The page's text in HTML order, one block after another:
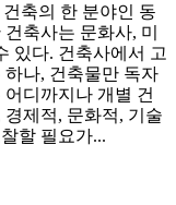
축의 한 분야인 동
축사는 문화사, 미
있다. 건축사에서 고
나, 건축물만 독자
디까지나 개별 건
제적, 문화적, 기술
할 필요가...